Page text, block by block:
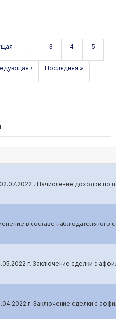
… 3 4 5
› Последняя »
Начисление доходов по
в составе наблюдательного
г. Заключение сделки с
г. Заключение сделки с